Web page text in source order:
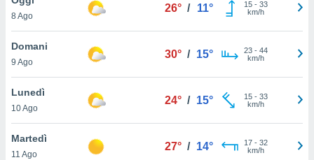
è
al sito
di
ci
di
il
8 Ago
26° / 11° 15- 33
km/h
Domani
9 Ago
30° / 15° 23- 44
km/h
Lunedì
10 Ago
24° / 15° 15- 33
km/h
Martedì
11 Ago
27° / 14° 17- 32
km/h